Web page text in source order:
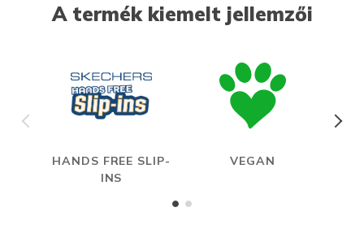
A termék kiemelt jellemzői
HANDS FREE SLIP-
INS
VEGAN